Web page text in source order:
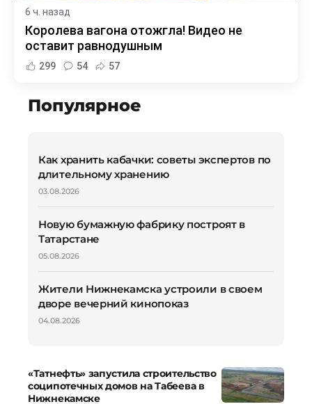
6 ч. назад
Королева вагона отожгла! Видео не
оставит равнодушным
299 54 57
Популярное
Как хранить кабачки: советы экспертов по
длительному хранению
03.08.2026
Новую бумажную фабрику построят в
Татарстане
05.08.2026
Жители Нижнекамска устроили в своем
дворе вечерний кинопоказ
04.08.2026
«Татнефть» запустила строительство
соципотечных домов на Табеева в
Нижнекамске